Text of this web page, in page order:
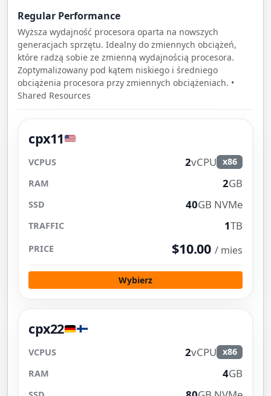
Regular Performance
Wyższa wydajność procesora oparta na nowszych
generacjach sprzętu. Idealny do zmiennych obciążeń,
które radzą sobie ze zmienną wydajnością procesora.
Zoptymalizowany pod kątem niskiego i średniego
obciążenia procesora przy zmiennych obciążeniach. •
Shared Resources
cpx11
2vCPU x86
2GB
40GB NVMe
1TB
$10.00 / mies
Wybierz
cpx22
2vCPU x86
4GB